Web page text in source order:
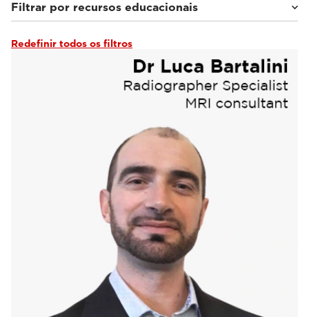
Filtrar por recursos educacionais
Tutoriais e Guias do usuário
Redefinir todos os filtros